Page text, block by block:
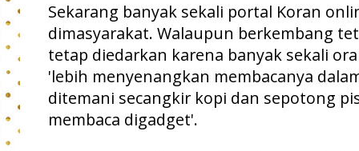
Sekarang banyak sekali portal Koran
dimasyarakat. Walaupun berkembang
tetap diedarkan karena banyak sekali
'lebih menyenangkan membacanya
ditemani secangkir kopi dan sepotong
membaca digadget'.